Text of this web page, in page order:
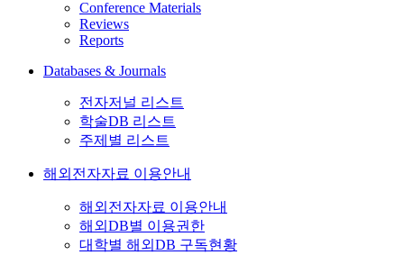
Conference Materials
Reviews
Reports
Databases & Journals
전자저널 리스트
학술DB 리스트
주제별 리스트
해외전자자료 이용안내
해외전자자료 이용안내
해외DB별 이용권한
대학별 해외DB 구독현황